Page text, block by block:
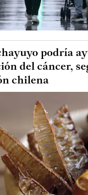
podría
del cáncer,
chilena